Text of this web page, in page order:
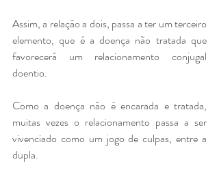
Assim, a relação a dois, passa a ter um terceiro
elemento, que é a doença não tratada que
favorecerá um relacionamento conjugal
doentio.
Como a doença não é encarada e tratada,
muitas vezes o relacionamento passa a ser
vivenciado como um jogo de culpas, entre a
dupla.